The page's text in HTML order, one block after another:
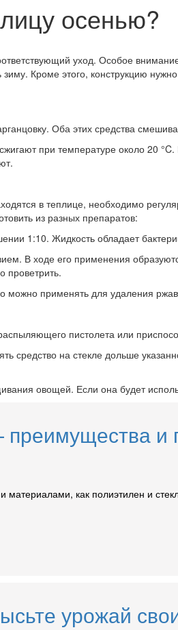
осенью?
уход. Особое
Кроме этого, конструкцию
Оба этих средства
при температуре около 20
в теплице, необходимо
из разных препаратов:
1:10. Жидкость обладает
В ходе его применения
проветрить.
применять для удаления
пистолета или
средство на стекле дольше
овощей. Если она будет
и
как полиэтилен и
урожай